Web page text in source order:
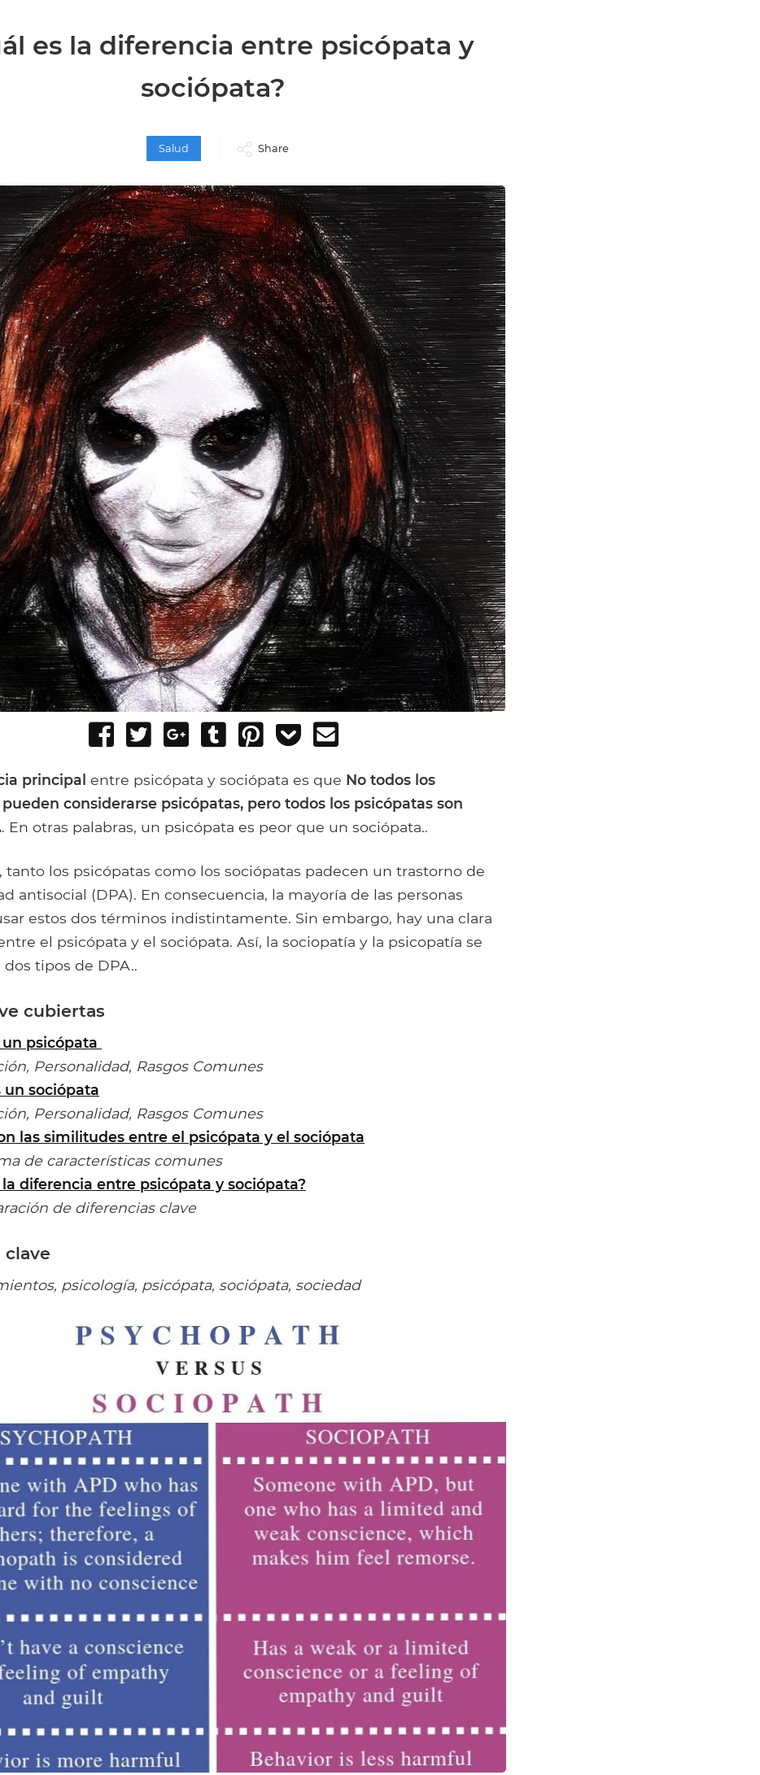
es la diferencia entre psicópata y
sociópata?
Salud Share
Share
Facebook
Tweet
Share
Google+
Post
Tumblr
Pin
Add
Pocket
principal entre psicópata y sociópata es que No todos los
considerarse psicópatas, pero todos los psicópatas son
. En otras palabras, un psicópata es peor que un sociópata..
tanto los psicópatas como los sociópatas padecen un trastorno de
antisocial (DPA). En consecuencia, la mayoría de las personas
estos dos términos indistintamente. Sin embargo, hay una clara
el psicópata y el sociópata. Así, la sociopatía y la psicopatía se
tipos de DPA..
cubiertas
psicópata
Personalidad, Rasgos Comunes
un sociópata
Personalidad, Rasgos Comunes
las similitudes entre el psicópata y el sociópata
de características comunes
la diferencia entre psicópata y sociópata?
de diferencias clave
clave
psicología, psicópata, sociópata, sociedad